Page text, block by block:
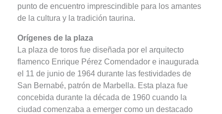
punto de encuentro imprescindible para los amantes
de la cultura y la tradición taurina.
Orígenes de la plaza
La plaza de toros fue diseñada por el arquitecto
flamenco Enrique Pérez Comendador e inaugurada
el 11 de junio de 1964 durante las festividades de
San Bernabé, patrón de Marbella. Esta plaza fue
concebida durante la década de 1960 cuando la
ciudad comenzaba a emerger como un destacado